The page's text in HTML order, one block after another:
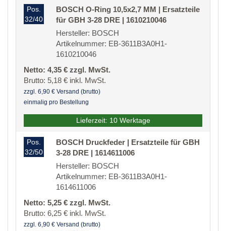
Pos.
32/40
BOSCH O-Ring 10,5x2,7 MM | Ersatzteile
für GBH 3-28 DRE | 1610210046
Hersteller: BOSCH
Artikelnummer: EB-3611B3A0H1-
1610210046
Netto: 4,35 € zzgl. MwSt.
Brutto: 5,18 € inkl. MwSt.
zzgl. 6,90 € Versand (brutto)
einmalig pro Bestellung
Lieferzeit: 10 Werktage
Pos.
32/50
BOSCH Druckfeder | Ersatzteile für GBH
3-28 DRE | 1614611006
Hersteller: BOSCH
Artikelnummer: EB-3611B3A0H1-
1614611006
Netto: 5,25 € zzgl. MwSt.
Brutto: 6,25 € inkl. MwSt.
zzgl. 6,90 € Versand (brutto)